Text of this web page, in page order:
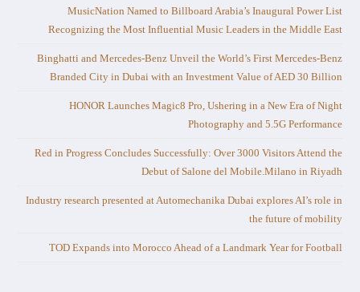
MusicNation Named to Billboard Arabia’s Inaugural Power List
Recognizing the Most Influential Music Leaders in the Middle East
Binghatti and Mercedes-Benz Unveil the World’s First Mercedes-Benz
Branded City in Dubai with an Investment Value of AED 30 Billion
HONOR Launches Magic8 Pro, Ushering in a New Era of Night
Photography and 5.5G Performance
Red in Progress Concludes Successfully: Over 3000 Visitors Attend the
Debut of Salone del Mobile.Milano in Riyadh
Industry research presented at Automechanika Dubai explores AI’s role in
the future of mobility
TOD Expands into Morocco Ahead of a Landmark Year for Football